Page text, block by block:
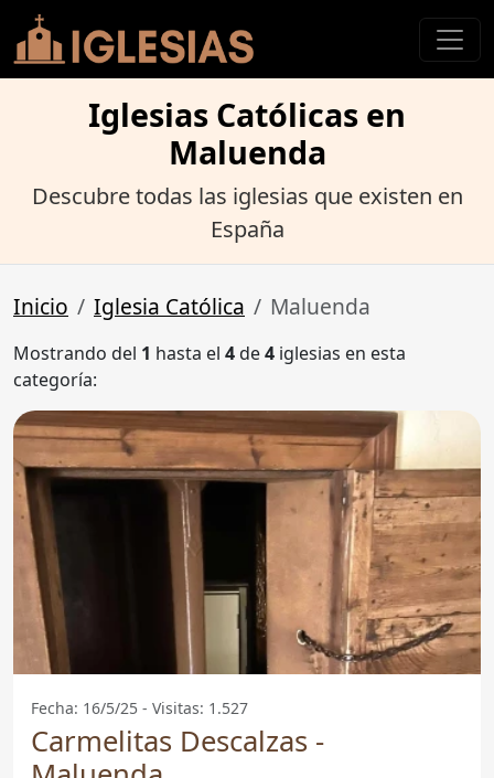
Iglesias Católicas en
Maluenda
Descubre todas las iglesias que existen en
España
Inicio Iglesia Católica Maluenda
Mostrando del 1 hasta el 4de4 iglesias en esta
categoría:
Fecha: 16/5/25 - Visitas: 1.527
Carmelitas Descalzas -